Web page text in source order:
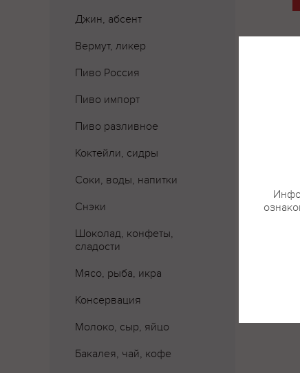
Джин, абсент
Вермут, ликер
Пиво Россия
Пиво импорт
Пиво разливное
Коктейли, сидры
Соки, воды, напитки
Снэки
Шоколад, конфеты,
сладости
Мясо, рыба, икра
Консервация
Молоко, сыр, яйцо
Бакалея, чай, кофе